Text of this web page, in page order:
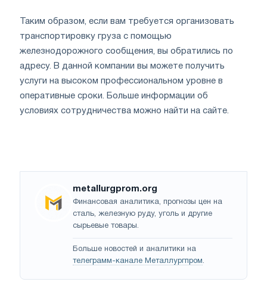
Таким образом, если вам требуется организовать
транспортировку груза с помощью
железнодорожного сообщения, вы обратились по
адресу. В данной компании вы можете получить
услуги на высоком профессиональном уровне в
оперативные сроки. Больше информации об
условиях сотрудничества можно найти на сайте.
metallurgprom.org
Финансовая аналитика, прогнозы цен на
сталь, железную руду, уголь и другие
сырьевые товары.
Больше новостей и аналитики на
телеграмм-канале Металлургпром.